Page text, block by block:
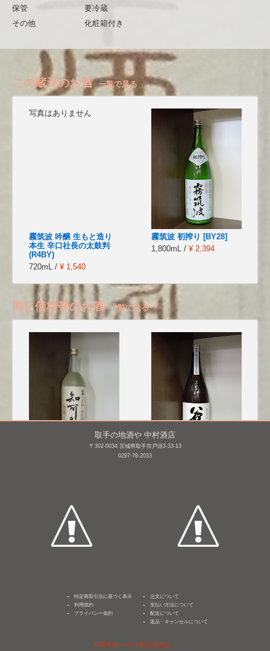
保管
要冷蔵
その他
化粧箱付き
この蔵元のお酒 一覧で見る
写真はありません
霧筑波 吟醸 生もと造り
本生 辛口社長の太鼓判
(R4BY)
720mL / ¥ 1,540
霧筑波 初搾り [BY28]
1,800mL / ¥ 2,394
同じ価格帯のお酒 一覧で見る
墨廼江 純米大吟醸 谷風
取手の地酒や 中村酒店
〒302-0034 茨城県取手市戸頭3-33-13
0297-78-2033
特定商取引法に基づく表示
利用規約
プライバシー規約
注文について
支払い方法について
配送について
返品・キャンセルについて
未成年者へのお酒の販売は、